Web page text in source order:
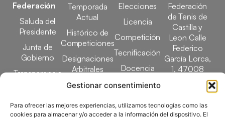
Gestionar consentimiento
Para ofrecer las mejores experiencias, utilizamos tecnologías como las
cookies para almacenar y/o acceder a la información del dispositivo. El
Federación
Saluda del
Presidente
Junta de
Gobierno
Transparencia
Clubes
Federados
Temporada
Actual
Histórico de
Competiciones
Designaciones
Arbitrales
Elecciones
Licencia
Competición
Tecnificación
Docencia
Federación
de Tenis de
Castilla y
Leon Calle
Federico
García Lorca,
1, 47008
983 24 94 26